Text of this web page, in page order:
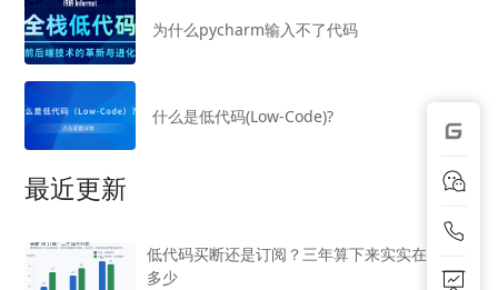
为什么pycharm输入不了代码
什么是低代码(Low-Code)?
最近更新
低代码买断还是订阅？三年算下来实实在在差
多少